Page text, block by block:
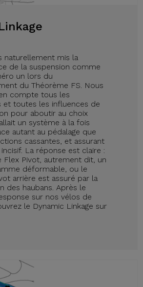
naturellement mis la
de la suspension comme
un lors du
du Théorème FS. Nous
compte tous les
et toutes les influences de
pour aboutir au choix
un système à la fois
autant au pédalage que
cassantes, et assurant
La réponse est claire :
Flex Pivot, autrement dit, un
déformable, ou le
arrière est assuré par la
des haubans. Après le
sur nos vélos de
le Dynamic Linkage sur